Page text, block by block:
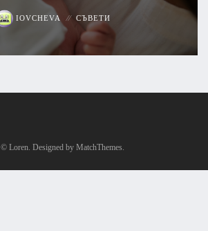
IOVCHEVA СЪВЕТИ
© Loren. Designed by MatchThemes.